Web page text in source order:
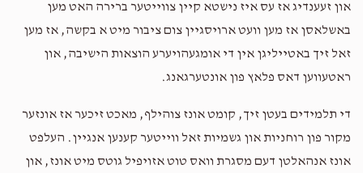
און זעענדיג אז עס איז נישטא קיין צווייטער ברירה האט מען
באשלאסן אז מען וועט ארויסגיין צום ציבור מיט א בקשה, אז מען
זאל זיך באטייליגן אין די אומגעהויערע הוצאות הישיבה, און
ראטעווען דאס פלאץ פון אונטערגאנג.
די תלמידים בעטן זיך, קומט אונז צוהילף, מאכט זיכער אז אונזער
מקור פון רוחניות און גשמיות זאל ווייטער קענען אנגיין. העלפט
אונז אנהאלטן דעם מסגרת וואס טוט אזויפיל גוטס מיט אונז, און